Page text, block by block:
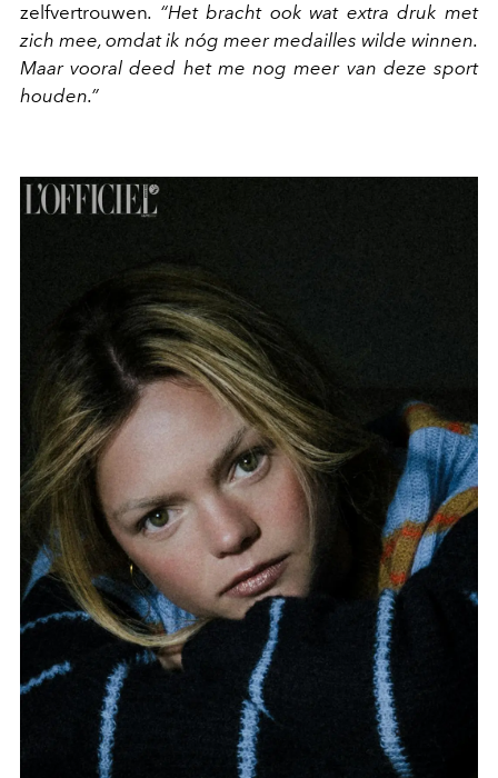
zelfvertrouwen. “Het bracht ook wat extra druk met
zich mee, omdat ik nóg meer medailles wilde winnen.
Maar vooral deed het me nog meer van deze sport
houden.”